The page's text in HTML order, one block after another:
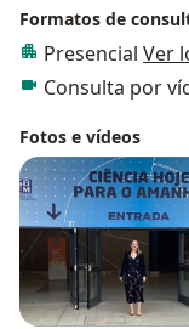
Formatos de
Presencial Ver
Consulta por
Fotos e vídeos